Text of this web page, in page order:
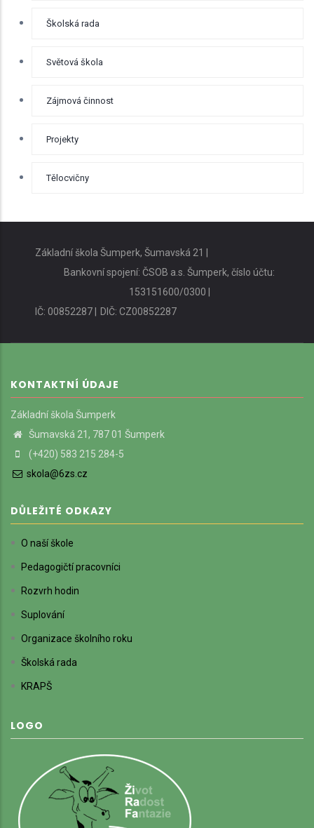
Školská rada
Světová škola
Zájmová činnost
Projekty
Tělocvičny
Základní škola Šumperk, Šumavská 21 |
Bankovní spojení: ČSOB a.s. Šumperk, číslo účtu:
153151600/0300 |
IČ: 00852287 |
DIČ: CZ00852287
KONTAKTNÍ ÚDAJE
Základní škola Šumperk
Šumavská 21, 787 01 Šumperk
(+420) 583 215 284-5
skola@6zs.cz
DŮLEŽITÉ ODKAZY
O naší škole
Pedagogičtí pracovníci
Rozvrh hodin
Suplování
Organizace školního roku
Školská rada
KRAPŠ
LOGO